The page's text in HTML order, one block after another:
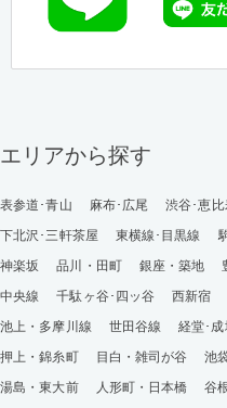
エリアから探す
表参道･青山 麻布･広尾 渋谷･恵
下北沢･三軒茶屋
東横線･目黒線
神楽坂
品川・田町 銀座・築地
中央線
千駄ヶ谷･四ッ谷 西新宿
池上・多摩川線
世田谷線 経堂･成
押上・錦糸町
目白・雑司が谷 池
湯島・東大前
人形町・日本橋 谷